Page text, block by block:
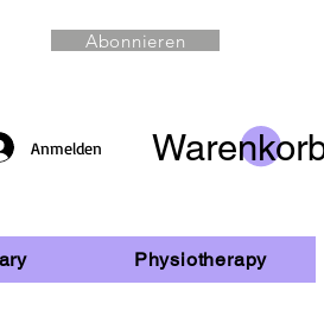
Abonnieren
Anmelden
Physiotherapy